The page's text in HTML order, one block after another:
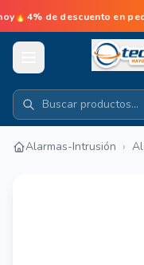
de descuento
Alarmas-Intrusión ›